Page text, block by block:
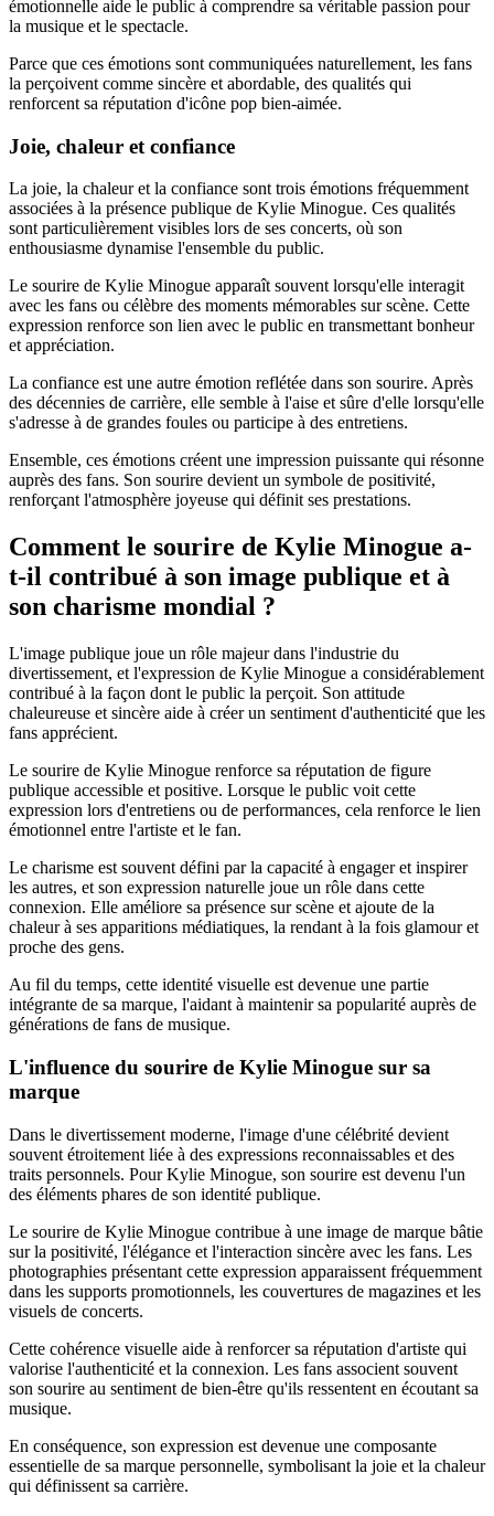
émotionnelle aide le public à comprendre sa véritable passion pour
la musique et le spectacle.
Parce que ces émotions sont communiquées naturellement, les fans
la perçoivent comme sincère et abordable, des qualités qui
renforcent sa réputation d'icône pop bien-aimée.
Joie, chaleur et confiance
La joie, la chaleur et la confiance sont trois émotions fréquemment
associées à la présence publique de Kylie Minogue. Ces qualités
sont particulièrement visibles lors de ses concerts, où son
enthousiasme dynamise l'ensemble du public.
Le sourire de Kylie Minogue apparaît souvent lorsqu'elle interagit
avec les fans ou célèbre des moments mémorables sur scène. Cette
expression renforce son lien avec le public en transmettant bonheur
et appréciation.
La confiance est une autre émotion reflétée dans son sourire. Après
des décennies de carrière, elle semble à l'aise et sûre d'elle lorsqu'elle
s'adresse à de grandes foules ou participe à des entretiens.
Ensemble, ces émotions créent une impression puissante qui résonne
auprès des fans. Son sourire devient un symbole de positivité,
renforçant l'atmosphère joyeuse qui définit ses prestations.
Comment le sourire de Kylie Minogue a-
t-il contribué à son image publique et à
son charisme mondial ?
L'image publique joue un rôle majeur dans l'industrie du
divertissement, et l'expression de Kylie Minogue a considérablement
contribué à la façon dont le public la perçoit. Son attitude
chaleureuse et sincère aide à créer un sentiment d'authenticité que les
fans apprécient.
Le sourire de Kylie Minogue renforce sa réputation de figure
publique accessible et positive. Lorsque le public voit cette
expression lors d'entretiens ou de performances, cela renforce le lien
émotionnel entre l'artiste et le fan.
Le charisme est souvent défini par la capacité à engager et inspirer
les autres, et son expression naturelle joue un rôle dans cette
connexion. Elle améliore sa présence sur scène et ajoute de la
chaleur à ses apparitions médiatiques, la rendant à la fois glamour et
proche des gens.
Au fil du temps, cette identité visuelle est devenue une partie
intégrante de sa marque, l'aidant à maintenir sa popularité auprès de
générations de fans de musique.
L'influence du sourire de Kylie Minogue sur sa
marque
Dans le divertissement moderne, l'image d'une célébrité devient
souvent étroitement liée à des expressions reconnaissables et des
traits personnels. Pour Kylie Minogue, son sourire est devenu l'un
des éléments phares de son identité publique.
Le sourire de Kylie Minogue contribue à une image de marque bâtie
sur la positivité, l'élégance et l'interaction sincère avec les fans. Les
photographies présentant cette expression apparaissent fréquemment
dans les supports promotionnels, les couvertures de magazines et les
visuels de concerts.
Cette cohérence visuelle aide à renforcer sa réputation d'artiste qui
valorise l'authenticité et la connexion. Les fans associent souvent
son sourire au sentiment de bien-être qu'ils ressentent en écoutant sa
musique.
En conséquence, son expression est devenue une composante
essentielle de sa marque personnelle, symbolisant la joie et la chaleur
qui définissent sa carrière.